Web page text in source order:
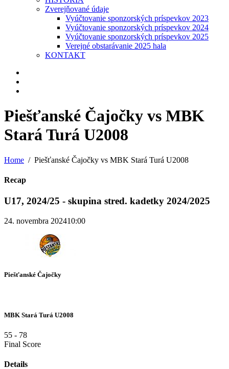
Zverejňované údaje
Vyúčtovanie sponzorských príspevkov 2023
Vyúčtovanie sponzorských príspevkov 2024
Vyúčtovanie sponzorských príspevkov 2025
Verejné obstarávanie 2025 hala
KONTAKT
Piešťanské Čajočky vs MBK
Stará Turá U2008
Home Piešťanské Čajočky vs MBK Stará Turá U2008
Recap
U17, 2024/25 - skupina stred. kadetky 2024/2025
24. novembra 202410:00
Piešťanské Čajočky
MBK Stará Turá U2008
55 - 78
Final Score
Details